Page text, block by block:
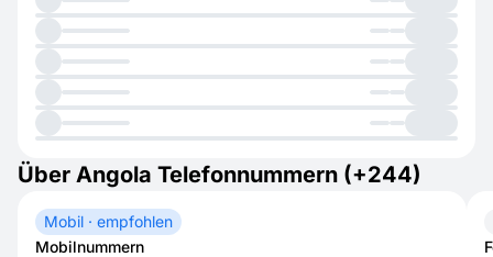
Über Angola Telefonnummern (+244)
Mobil · empfohlen
Mobilnummern